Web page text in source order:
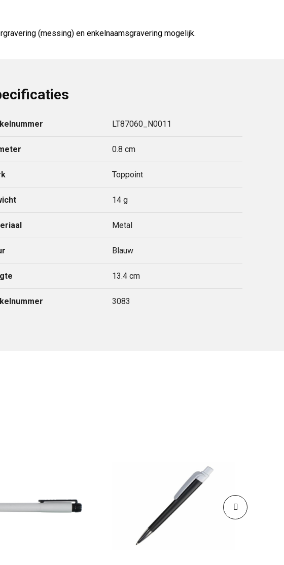
(messing) en enkelnaamsgravering mogelijk.
LT87060_N0011
0.8 cm
Toppoint
14 g
Metal
Blauw
13.4 cm
3083